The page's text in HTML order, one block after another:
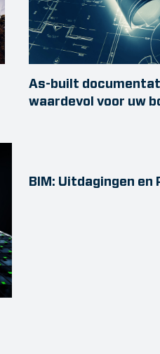
As-built
waardevol voor uw
BIM: Uitdagingen